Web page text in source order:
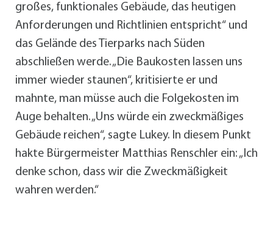
großes, funktionales Gebäude, das heutigen
Anforderungen und Richtlinien entspricht“ und
das Gelände des Tierparks nach Süden
abschließen werde. „Die Baukosten lassen uns
immer wieder staunen“, kritisierte er und
mahnte, man müsse auch die Folgekosten im
Auge behalten. „Uns würde ein zweckmäßiges
Gebäude reichen“, sagte Lukey. In diesem Punkt
hakte Bürgermeister Matthias Renschler ein: „Ich
denke schon, dass wir die Zweckmäßigkeit
wahren werden.“